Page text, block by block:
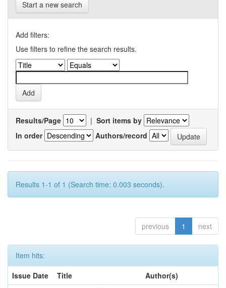
Start a new search
Add filters:
Use filters to refine the search results.
Results/Page | Sort items by
In order
Authors/record
Results 1-1 of 1 (Search time: 0.003 seconds).
previous 1 next
Item hits:
Issue Date
Title
Author(s)